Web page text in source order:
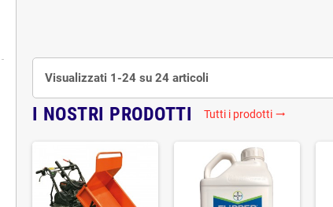
Visualizzati 1-24 su 24 articoli
I NOSTRI PRODOTTI Tutti i prodotti trending_flat